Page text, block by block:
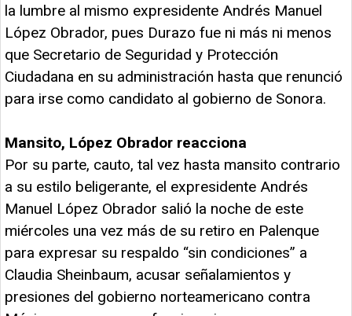
la lumbre al mismo expresidente Andrés Manuel
López Obrador, pues Durazo fue ni más ni menos
que Secretario de Seguridad y Protección
Ciudadana en su administración hasta que renunció
para irse como candidato al gobierno de Sonora.
Mansito, López Obrador reacciona
Por su parte, cauto, tal vez hasta mansito contrario
a su estilo beligerante, el expresidente Andrés
Manuel López Obrador salió la noche de este
miércoles una vez más de su retiro en Palenque
para expresar su respaldo “sin condiciones” a
Claudia Sheinbaum, acusar señalamientos y
presiones del gobierno norteamericano contra